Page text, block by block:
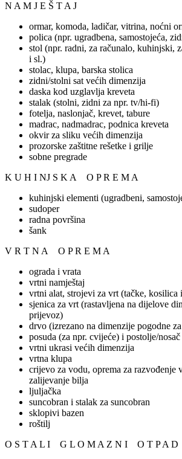
N A M J E Š T A J
ormar, komoda, ladičar, vitrina, noćni
polica (npr. ugradbena, samostojeća,
stol (npr. radni, za računalo, kuhinjski,
i sl.)
stolac, klupa, barska stolica
zidni/stolni sat većih dimenzija
daska kod uzglavlja kreveta
stalak (stolni, zidni za npr. tv/hi-fi)
fotelja, naslonjač, krevet, tabure
madrac, nadmadrac, podnica kreveta
okvir za sliku većih dimenzija
prozorske zaštitne rešetke i grilje
sobne pregrade
K U H I NJ S K A O P R E M A
kuhinjski elementi (ugradbeni,
sudoper
radna površina
šank
V R T N A O P R E M A
ograda i vrata
vrtni namještaj
vrtni alat, strojevi za vrt (tačke, kosilica
sjenica za vrt (rastavljena na dijelove
prijevoz)
drvo (izrezano na dimenzije pogodne
posuda (za npr. cvijeće) i postolje/
vrtni ukrasi većih dimenzija
vrtna klupa
crijevo za vodu, oprema za razvođenje
zalijevanje bilja
ljuljačka
suncobran i stalak za suncobran
sklopivi bazen
roštilj
O S T A L I G L O M A Z N I O T P A D